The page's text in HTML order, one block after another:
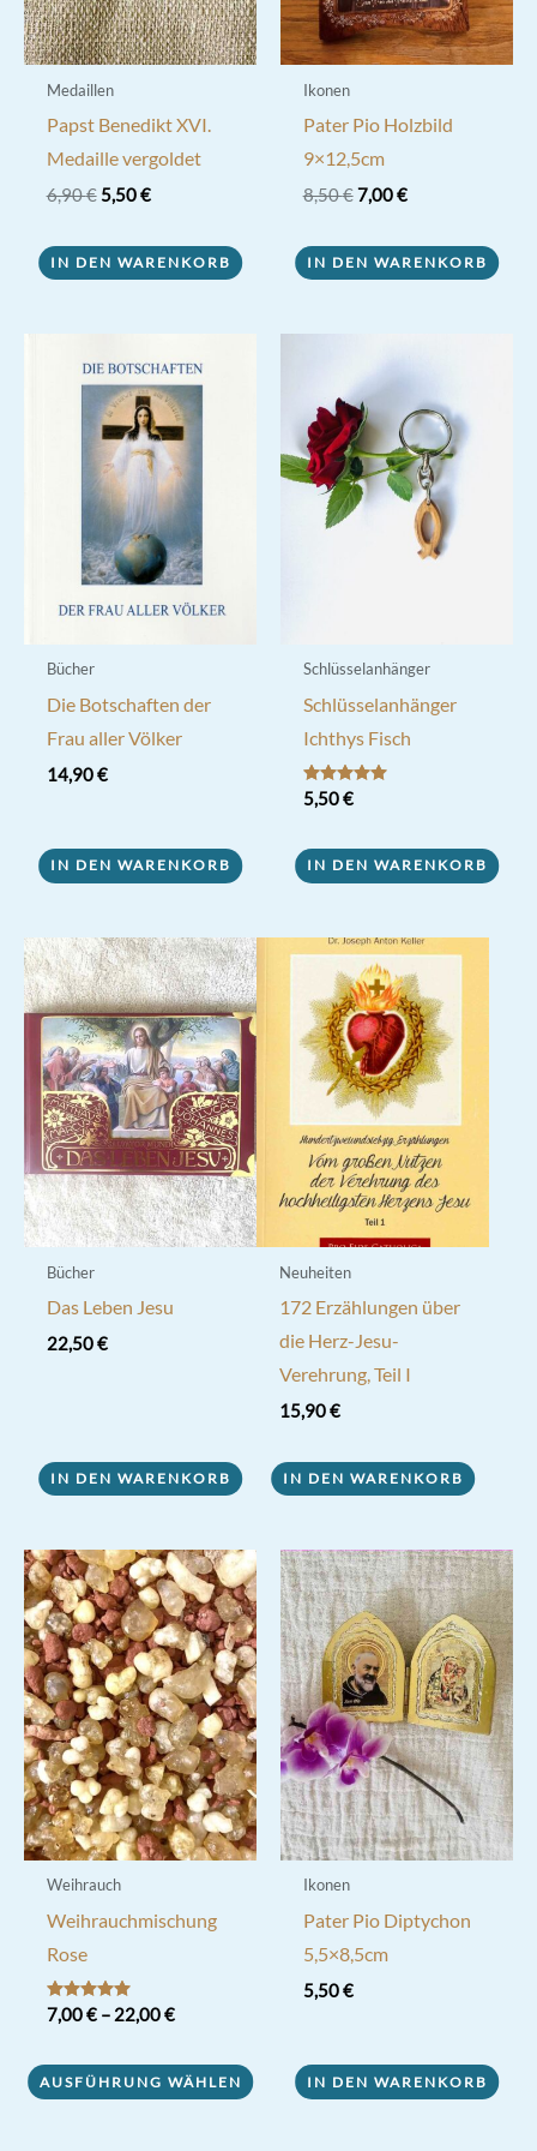
Medaillen
Papst Benedikt XVI.
Medaille vergoldet
6,90€ Ursprünglicher
6,90 €
5,50€Aktueller
5,50 €.
IN DEN WARENKORB
Ikonen
Pater Pio Holzbild
9×12,5cm
8,50€ Ursprünglicher
8,50 €
7,00€Aktueller
7,00 €.
IN DEN WARENKORB
Bücher
Die Botschaften der
Frau aller Völker
14,90€
IN DEN WARENKORB
Schlüsselanhänger
Schlüsselanhänger
Ichthys Fisch
Bewertet mit
5.00
5,50€
IN DEN WARENKORB
Bücher
Das Leben Jesu
22,50€
IN DEN WARENKORB
Neuheiten
172 Erzählungen über
die Herz-Jesu-
Verehrung, Teil I
15,90€
IN DEN WARENKORB
Weihrauch
Weihrauchmischung
Rose
Bewertet mit
5.00
7,00€– 22,00€
AUSFÜHRUNG WÄHLEN
Produkt
Ikonen
Pater Pio Diptychon
5,5×8,5cm
5,50€
IN DEN WARENKORB